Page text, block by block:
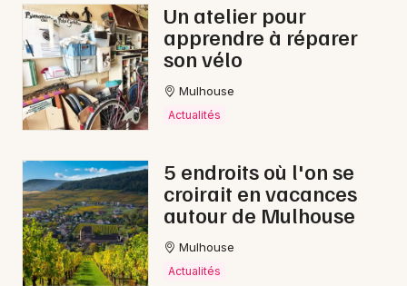
Un atelier pour
apprendre à réparer
son vélo
Mulhouse
Actualités
5 endroits où l'on se
croirait en vacances
autour de Mulhouse
Mulhouse
Actualités